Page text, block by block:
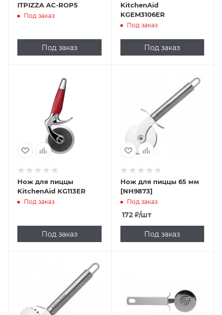
ITPIZZA AC-ROP5
Под заказ
Под заказ
KitchenAid
KGEM3106ER
Под заказ
Под заказ
Нож для пиццы
KitchenAid KG113ER
Под заказ
Под заказ
Нож для пиццы 65 мм
[NH9873]
Под заказ
172₽/шт
Под заказ